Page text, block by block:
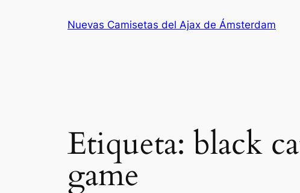
Nuevas Camisetas del Ajax de Ámsterdam
Etiqueta: black
game